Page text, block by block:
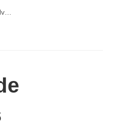
la confiabilidad de las válvulas